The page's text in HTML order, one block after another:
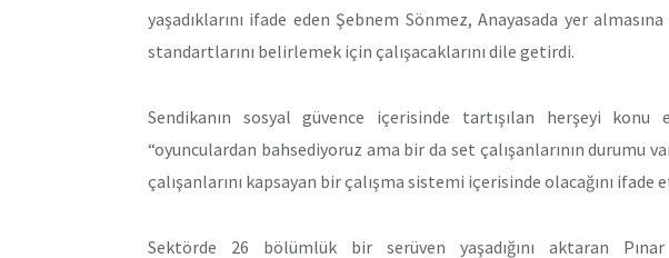
yaşadıklarını ifade eden Şebnem Sönmez, Anayasada yer
standartlarını belirlemek için çalışacaklarını dile getirdi.
Sendikanın sosyal güvence içerisinde tartışılan herşeyi konu
“oyunculardan bahsediyoruz ama bir da set çalışanlarının durumu
çalışanlarını kapsayan bir çalışma sistemi içerisinde olacağını ifade
Sektörde 26 bölümlük bir serüven yaşadığını aktaran